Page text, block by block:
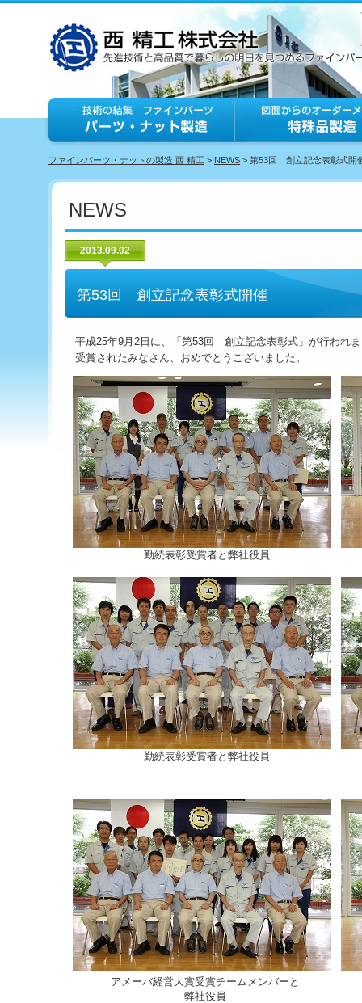
ファインパーツ・ナットの製造 西 精工 > NEWS > 第53回 創立記念表彰式開
NEWS
2013.09.02
第53回 創立記念表彰式開催
平成25年9月2日に、「第53回 創立記念表彰式」が行われ
受賞されたみなさん、おめでとうございました。
勤続表彰受賞者と弊社役員
勤続表彰受賞者と弊社役員
アメーバ経営大賞受賞チームメンバーと
弊社役員